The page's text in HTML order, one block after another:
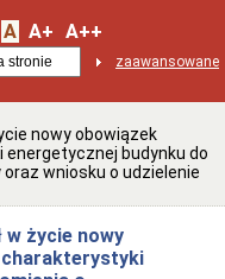
A A+ A++
zaawansowane
nowy obowiązek
budynku do
wniosku o udzielenie
w życie nowy
charakterystyki